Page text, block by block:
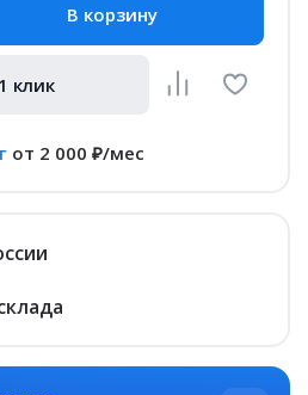
В корзину
клик
от 2 000 ₽/мес